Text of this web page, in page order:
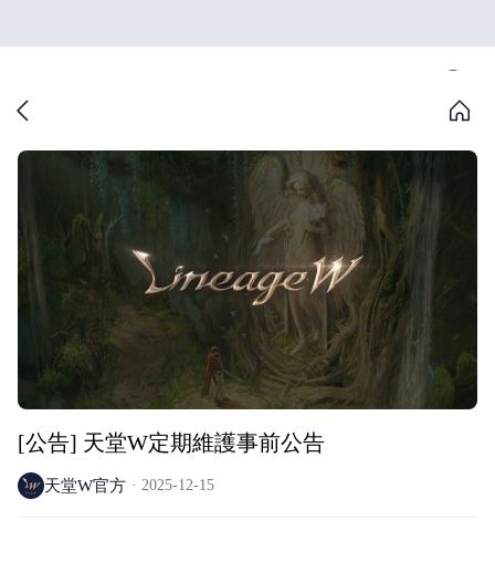
[公告] 天堂W定期維護事前公告
天堂W官方 2025-12-15